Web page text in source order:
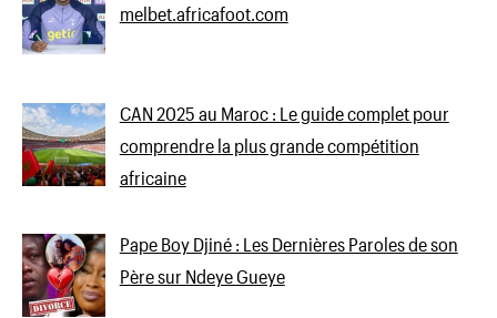
melbet.africafoot.com
CAN 2025 au Maroc : Le guide complet pour
comprendre la plus grande compétition
africaine
Pape Boy Djiné : Les Dernières Paroles de son
Père sur Ndeye Gueye